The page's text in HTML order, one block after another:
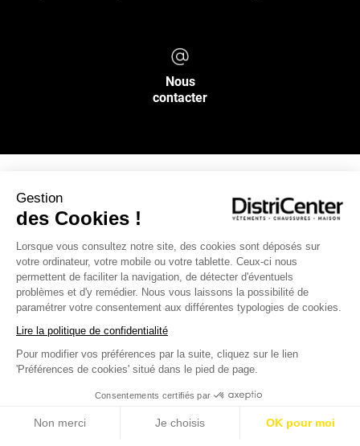
Gestion
des Cookies !
Lorsque vous consultez notre site, des cookies sont déposés sur
votre ordinateur, votre mobile ou votre tablette. Ceux-ci nous
permettent de faciliter la navigation, de détecter d'éventuels
problèmes et d'y remédier. Nous vous laissons la possibilité de
paramétrer votre consentement aux différentes typologies de cookies.
Lire la politique de confidentialité
Pour modifier vos préférences par la suite, cliquez sur le lien
'Préférences de cookies' situé dans le pied de page.
Consentements certifiés par
Non merci Je choisis OK pour moi
Nous
contacter
INFOS PRATIQUES
L’ENSEIGNE DISTRICENTER